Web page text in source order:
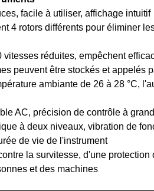
facile à utiliser, affichage intuitif
4 rotors différents pour éliminer
réduites, empêchent
peuvent être stockés et appelés
ambiante de 26 à 28 °C,
AC, précision de contrôle à
à deux niveaux, vibration de
de vie de l'instrument
la survitesse, d'une
et des machines